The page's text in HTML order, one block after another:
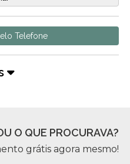
Telefone
O QUE PROCURAVA?
grátis agora mesmo!